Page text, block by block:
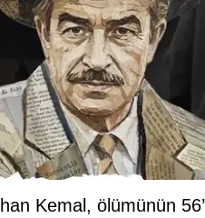
Kemal, ölümünün